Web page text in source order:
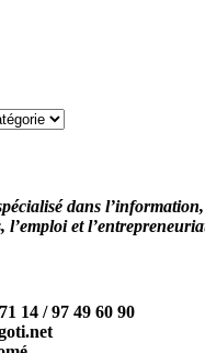
dans
l’emploi et
14 / 97 49 60 90